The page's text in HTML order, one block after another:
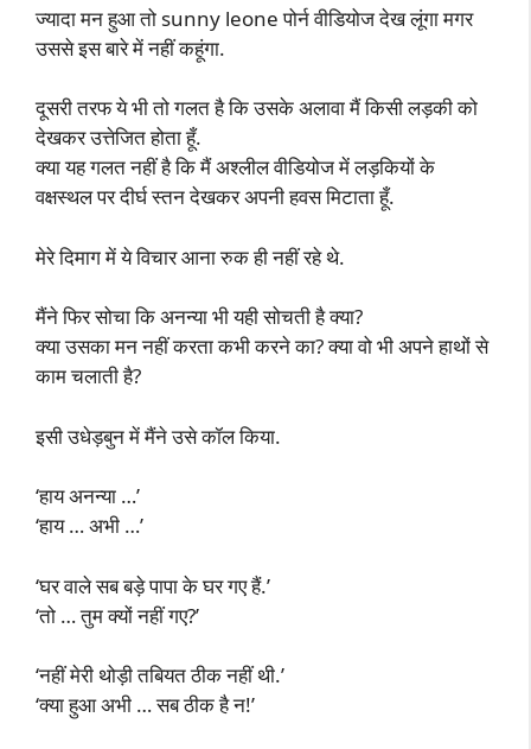
ज्यादा मन हुआ तो sunny leone पोर्न वीडियोज देख लूंगा मगर
उससे इस बारे में नहीं कहूंगा.
दूसरी तरफ ये भी तो गलत है कि उसके अलावा मैं किसी लड़की को
देखकर उत्तेजित होता हूँ.
क्या यह गलत नहीं है कि मैं अश्लील वीडियोज में लड़कियों के
वक्षस्थल पर दीर्घ स्तन देखकर अपनी हवस मिटाता हूँ.
मेरे दिमाग में ये विचार आना रुक ही नहीं रहे थे.
मैंने फिर सोचा कि अनन्या भी यही सोचती है क्या?
क्या उसका मन नहीं करता कभी करने का? क्या वो भी अपने हाथों से
काम चलाती है?
इसी उधेड़बुन में मैंने उसे कॉल किया.
‘हाय अनन्या …’
‘हाय … अभी …’
‘घर वाले सब बड़े पापा के घर गए हैं.’
‘तो … तुम क्यों नहीं गए?’
‘नहीं मेरी थोड़ी तबियत ठीक नहीं थी.’
‘क्या हुआ अभी … सब ठीक है न!’